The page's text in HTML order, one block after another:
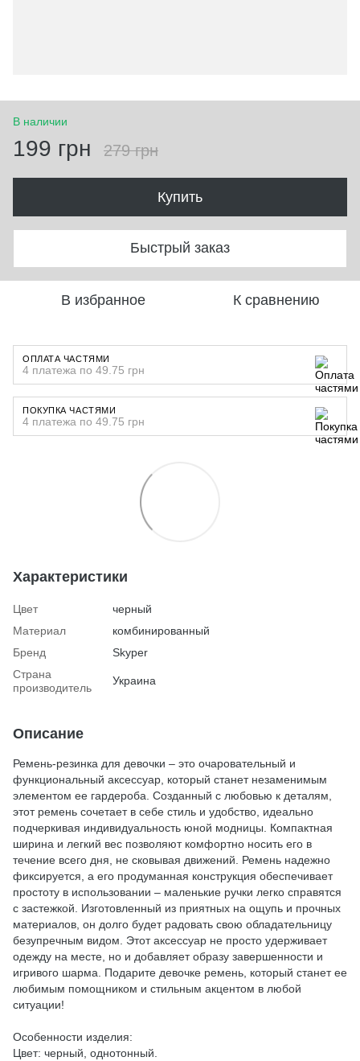
В наличии
199 грн 279 грн
Купить
Быстрый заказ
В избранное К сравнению
ОПЛАТА ЧАСТЯМИ
4 платежа по 49.75 грн
ПОКУПКА ЧАСТЯМИ
4 платежа по 49.75 грн
Характеристики
Цвет
черный
Материал
комбинированный
Бренд
Skyper
Страна
производитель
Украина
Описание
Ремень-резинка для девочки – это очаровательный и
функциональный аксессуар, который станет незаменимым
элементом ее гардероба. Созданный с любовью к деталям,
этот ремень сочетает в себе стиль и удобство, идеально
подчеркивая индивидуальность юной модницы. Компактная
ширина и легкий вес позволяют комфортно носить его в
течение всего дня, не сковывая движений. Ремень надежно
фиксируется, а его продуманная конструкция обеспечивает
простоту в использовании – маленькие ручки легко справятся
с застежкой. Изготовленный из приятных на ощупь и прочных
материалов, он долго будет радовать свою обладательницу
безупречным видом. Этот аксессуар не просто удерживает
одежду на месте, но и добавляет образу завершенности и
игривого шарма. Подарите девочке ремень, который станет ее
любимым помощником и стильным акцентом в любой
ситуации!
Особенности изделия:
Цвет: черный, однотонный.